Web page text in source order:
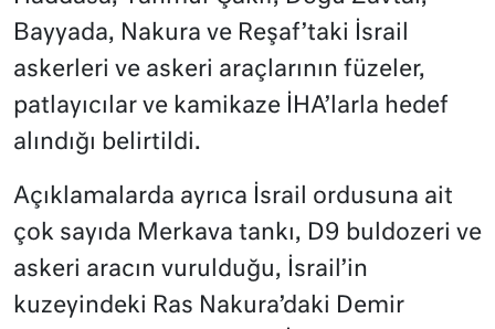
Bayyada, Nakura ve Reşaf’taki İsrail
askerleri ve askeri araçlarının füzeler,
patlayıcılar ve kamikaze İHA’larla hedef
alındığı belirtildi.
Açıklamalarda ayrıca İsrail ordusuna ait
çok sayıda Merkava tankı, D9 buldozeri ve
askeri aracın vurulduğu, İsrail’in
kuzeyindeki Ras Nakura’daki Demir